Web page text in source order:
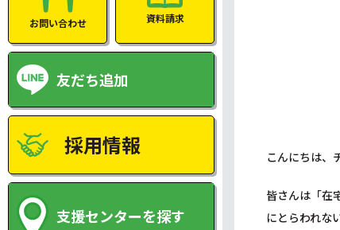
お問い合わせ 資料請求
友だち追加
採用情報
支援センターを探す
こんにちは、
皆さんは「在
にとらわれな